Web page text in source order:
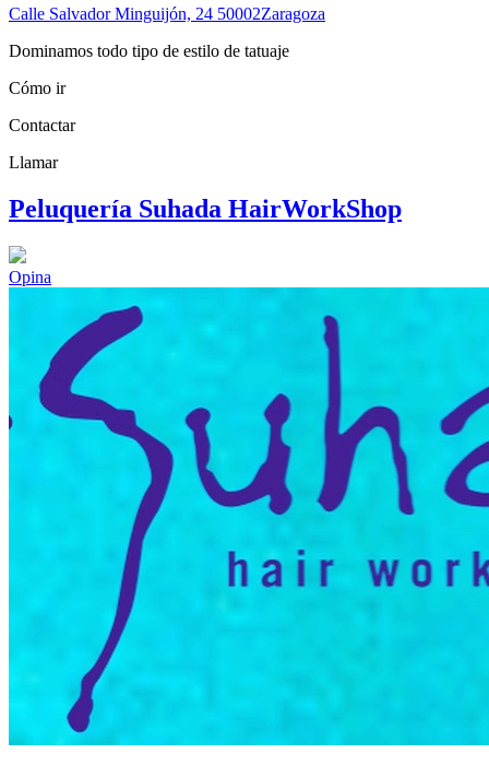
Calle Salvador Minguijón, 24 50002Zaragoza
Dominamos todo tipo de estilo de tatuaje
Cómo ir
Contactar
Llamar
Peluquería Suhada HairWorkShop
Opina